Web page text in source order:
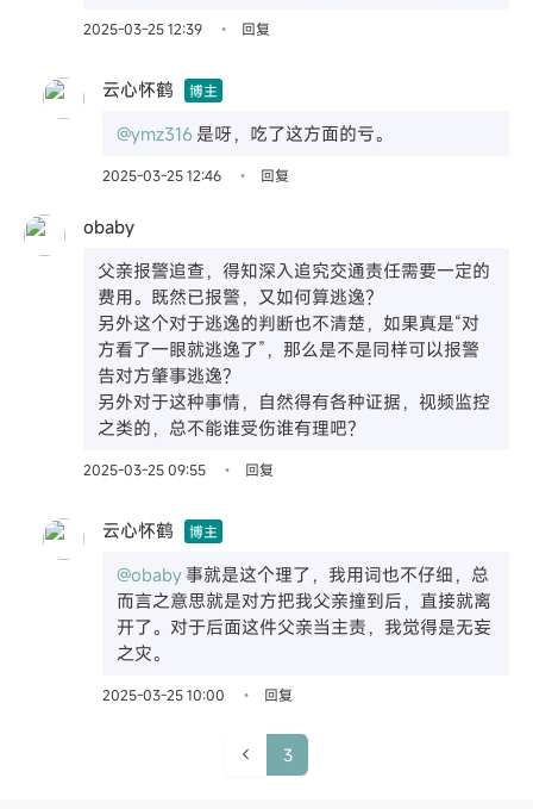
2025-03-25 12:39 • 回复
云心怀鹤 博主
@ymz316 是呀，吃了这方面的亏。
2025-03-25 12:46 • 回复
obaby
父亲报警追查，得知深入追究交通责任需要一定的
费用。既然已报警，又如何算逃逸？
另外这个对于逃逸的判断也不清楚，如果真是“对
方看了一眼就逃逸了”，那么是不是同样可以报警
告对方肇事逃逸？
另外对于这种事情，自然得有各种证据，视频监控
之类的，总不能谁受伤谁有理吧？
2025-03-25 09:55 • 回复
云心怀鹤 博主
@obaby事就是这个理了，我用词也不仔细，总
而言之意思就是对方把我父亲撞到后，直接就离
开了。对于后面这件父亲当主责，我觉得是无妄
之灾。
2025-03-25 10:00 • 回复
3